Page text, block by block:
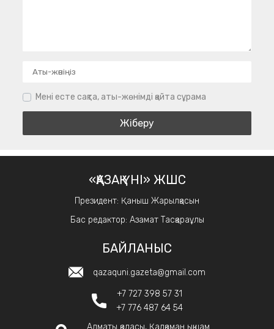
Мені есте сақта, аты-жөнімді қайта сұрама
«ҚАЗАҚ ҮНІ» ЖШС
Президент: Қаныш Жарылқасын
Бас редактор: Азамат Тасқараұлы
БАЙЛАНЫС
qazaquni.gazeta@gmail.com
+7 727 398 57 31
+7 776 487 64 54
Алматы қаласы, Қалқаман ықшам